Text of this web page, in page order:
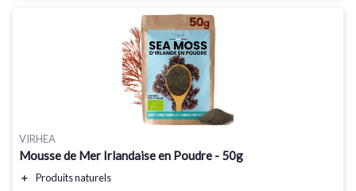
VIRHEA
Mousse de Mer Irlandaise en Poudre - 50g
＋ Produitsnaturels